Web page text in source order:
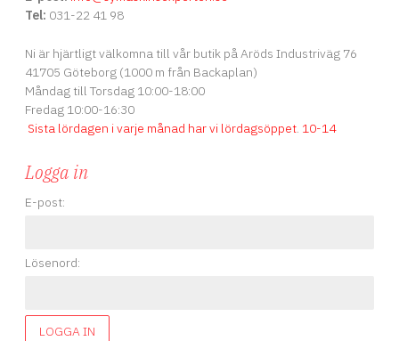
Tel: 031-22 41 98
Ni är hjärtligt välkomna till vår butik på Aröds Industriväg 76
41705 Göteborg (1000 m från Backaplan)
Måndag till Torsdag 10:00-18:00
Fredag 10:00-16:30
Sista lördagen i varje månad har vi lördagsöppet. 10-14
Logga in
E-post:
Lösenord:
LOGGA IN